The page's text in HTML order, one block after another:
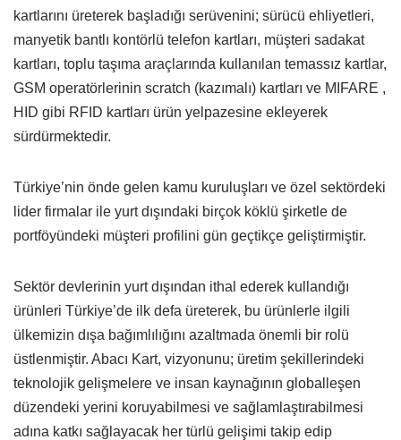
kartlarını üreterek başladığı serüvenini; sürücü ehliyetleri,
manyetik bantlı kontörlü telefon kartları, müşteri sadakat
kartları, toplu taşıma araçlarında kullanılan temassız kartlar,
GSM operatörlerinin scratch (kazımalı) kartları ve MIFARE ,
HID gibi RFID kartları ürün yelpazesine ekleyerek
sürdürmektedir.
Türkiye’nin önde gelen kamu kuruluşları ve özel sektördeki
lider firmalar ile yurt dışındaki birçok köklü şirketle de
portföyündeki müşteri profilini gün geçtikçe geliştirmiştir.
Sektör devlerinin yurt dışından ithal ederek kullandığı
ürünleri Türkiye’de ilk defa üreterek, bu ürünlerle ilgili
ülkemizin dışa bağımlılığını azaltmada önemli bir rolü
üstlenmiştir. Abacı Kart, vizyonunu; üretim şekillerindeki
teknolojik gelişmelere ve insan kaynağının globalleşen
düzendeki yerini koruyabilmesi ve sağlamlaştırabilmesi
adına katkı sağlayacak her türlü gelişimi takip edip